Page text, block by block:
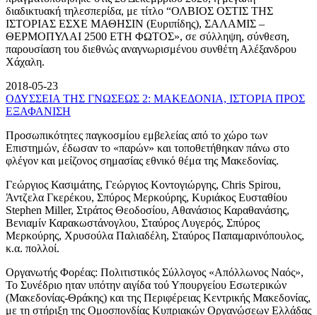
διαδικτυακή τηλεσπερίδα, με τίτλο “ΟΛΒΙΟΣ ΟΣΤΙΣ ΤΗΣ
ΙΣΤΟΡΙΑΣ ΕΣΧΕ ΜΑΘΗΣΙΝ (Ευριπίδης), ΣΑΛΑΜΙΣ –
ΘΕΡΜΟΠΥΛΑΙ 2500 ΕΤΗ ΦΩΤΟΣ», σε σύλληψη, σύνθεση,
παρουσίαση του διεθνώς αναγνωρισμένου συνθέτη Αλέξανδρου
Χάχαλη.
2018-05-23
ΟΔΥΣΣΕΙΑ ΤΗΣ ΓΝΩΣΕΩΣ 2: ΜΑΚΕΔΟΝΙΑ, ΙΣΤΟΡΙΑ ΠΡΟΣ
ΕΞΑΦΑΝΙΣΗ
Προσωπικότητες παγκοσμίου εμβελείας από το χώρο των
Επιστημών, έδωσαν το «παρών» και τοποθετήθηκαν πάνω στο
φλέγον και μείζονος σημασίας εθνικό θέμα της Μακεδονίας.
Γεώργιος Κασιμάτης, Γεώργιος Κοντογιώργης, Chris Spirou,
Άντζελα Γκερέκου, Σπύρος Μερκούρης, Κυριάκος Ευσταθίου
Stephen Miller, Στράτος Θεοδοσίου, Αθανάσιος Καραθανάσης,
Βενιαμίν Καρακωστάνογλου, Σταύρος Λυγερός, Σπύρος
Μερκούρης, Χρυσούλα Παλιαδέλη, Σταύρος Παπαμαρινόπουλος,
κ.α. πολλοί.
Οργανωτής Φορέας: Πολιτιστικός Σύλλογος «Απόλλωνος Ναός»,
Το Συνέδριο ηταν υπότην αιγίδα τού Υπουργείου Εσωτερικών
(Μακεδονίας-Θράκης) και της Περιφέρειας Κεντρικής Μακεδονίας,
με τη στήριξη της Ομοσπονδίας Κυπριακών Οργανώσεων Ελλάδας